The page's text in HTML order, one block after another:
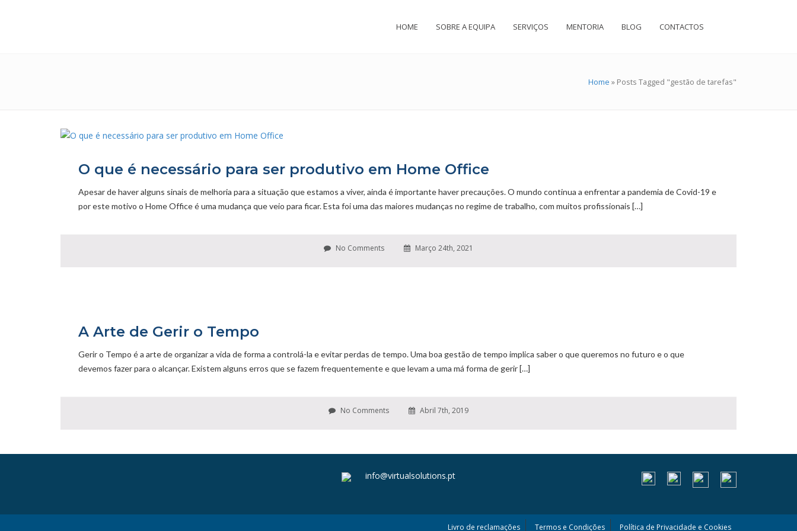
HOME SOBRE A EQUIPA SERVIÇOS MENTORIA BLOG CONTACTOS
Home » Posts Tagged "gestão de tarefas"
O que é necessário para ser produtivo em Home Office
Apesar de haver alguns sinais de melhoria para a situação que estamos a viver, ainda é importante haver precauções. O mundo continua a enfrentar a pandemia de Covid-19 e
por este motivo o Home Office é uma mudança que veio para ficar. Esta foi uma das maiores mudanças no regime de trabalho, com muitos profissionais […]
No Comments Março 24th, 2021
A Arte de Gerir o Tempo
Gerir o Tempo é a arte de organizar a vida de forma a controlá-la e evitar perdas de tempo. Uma boa gestão de tempo implica saber o que queremos no futuro e o que
devemos fazer para o alcançar. Existem alguns erros que se fazem frequentemente e que levam a uma má forma de gerir […]
No Comments Abril 7th, 2019
info@virtualsolutions.pt
Livro de reclamações Termos e Condições Política de Privacidade e Cookies